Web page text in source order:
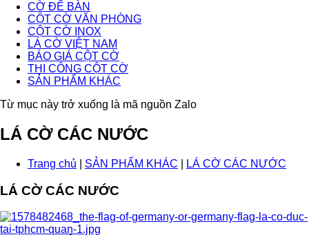
CỜ ĐỂ BÀN
CỘT CỜ VĂN PHÒNG
CỘT CỜ INOX
LÁ CỜ VIỆT NAM
BÁO GIÁ CỘT CỜ
THI CÔNG CỘT CỜ
SẢN PHẨM KHÁC
Từ mục này trở xuống là mã nguồn Zalo
LÁ CỜ CÁC NƯỚC
Trang chủ SẢN PHẨM KHÁC LÁ CỜ CÁC NƯỚC
LÁ CỜ CÁC NƯỚC